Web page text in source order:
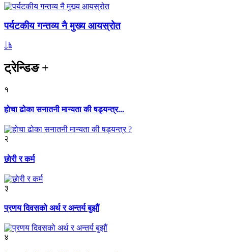
पर्यटकीय गन्तव्य नै मुख्य आयस्रोत
ट्रेन्डिङ+
१
होचा ढोका सनातनी मान्यता की षड्यन्त्र...
२
छाेरी र कर्म
३
प्रणय दिवसको अर्थ र अन्तर्य बुझौं
४